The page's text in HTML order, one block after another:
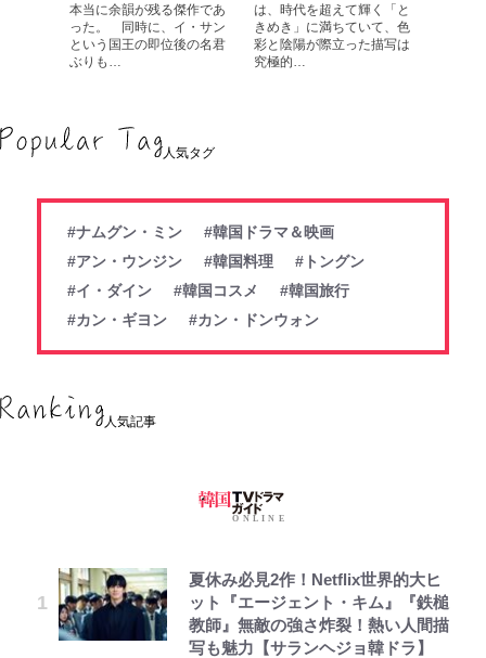
本当に余韻が残る傑作であ
った。 同時に、イ・サン
という国王の即位後の名君
ぶりも…
は、時代を超えて輝く「と
きめき」に満ちていて、色
彩と陰陽が際立った描写は
究極的…
人気タグ
#ナムグン・ミン
#韓国ドラマ＆映画
#アン・ウンジン
#韓国料理
#トングン
#イ・ダイン
#韓国コスメ
#韓国旅行
#カン・ギヨン
#カン・ドンウォン
人気記事
夏休み必見2作！Netflix世界的大ヒ
ット『エージェント・キム』『鉄槌
教師』無敵の強さ炸裂！熱い人間描
写も魅力【サランヘジョ韓ドラ】